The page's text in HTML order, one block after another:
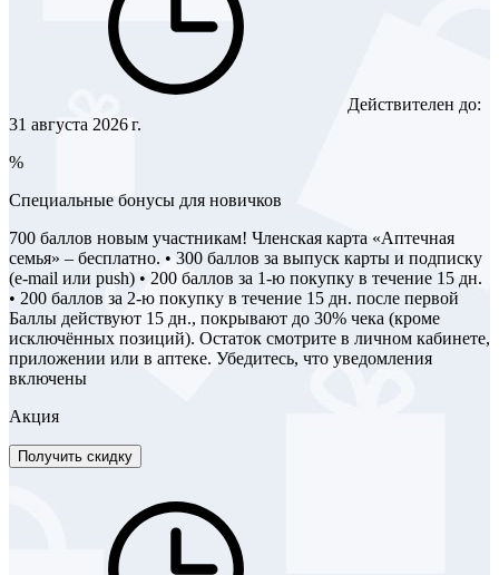
Действителен до:
31 августа 2026 г.
%
Специальные бонусы для новичков
700 баллов новым участникам! Членская карта «Аптечная
семья» – бесплатно. • 300 баллов за выпуск карты и подписку
(e-mail или push) • 200 баллов за 1-ю покупку в течение 15 дн.
• 200 баллов за 2-ю покупку в течение 15 дн. после первой
Баллы действуют 15 дн., покрывают до 30% чека (кроме
исключённых позиций). Остаток смотрите в личном кабинете,
приложении или в аптеке. Убедитесь, что уведомления
включены
Акция
Получить скидку